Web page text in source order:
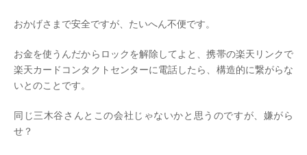
おかげさまで安全ですが、たいへん不便です。
お金を使うんだからロックを解除してよと、携帯の楽天リンクで
楽天カードコンタクトセンターに電話したら、構造的に繋がらな
いとのことです。
同じ三木谷さんとこの会社じゃないかと思うのですが、嫌がら
せ？